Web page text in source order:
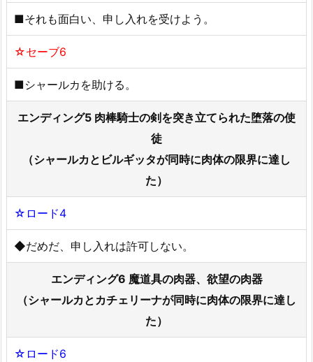
■それも面白い、申し入れを受けよう。
☆セーブ6
■シャールカを助ける。
エンディング5 肉棒騎士の剣を突き立てられた堕落の使
徒
（シャールカとビルギッタが同時に肉体の限界に達し
た）
☆ロード4
◆だめだ、申し入れは許可しない。
エンディング6 魔道具の肉器、欲望の肉器
（シャールカとカチェリーナが同時に肉体の限界に達し
た）
☆ロード6